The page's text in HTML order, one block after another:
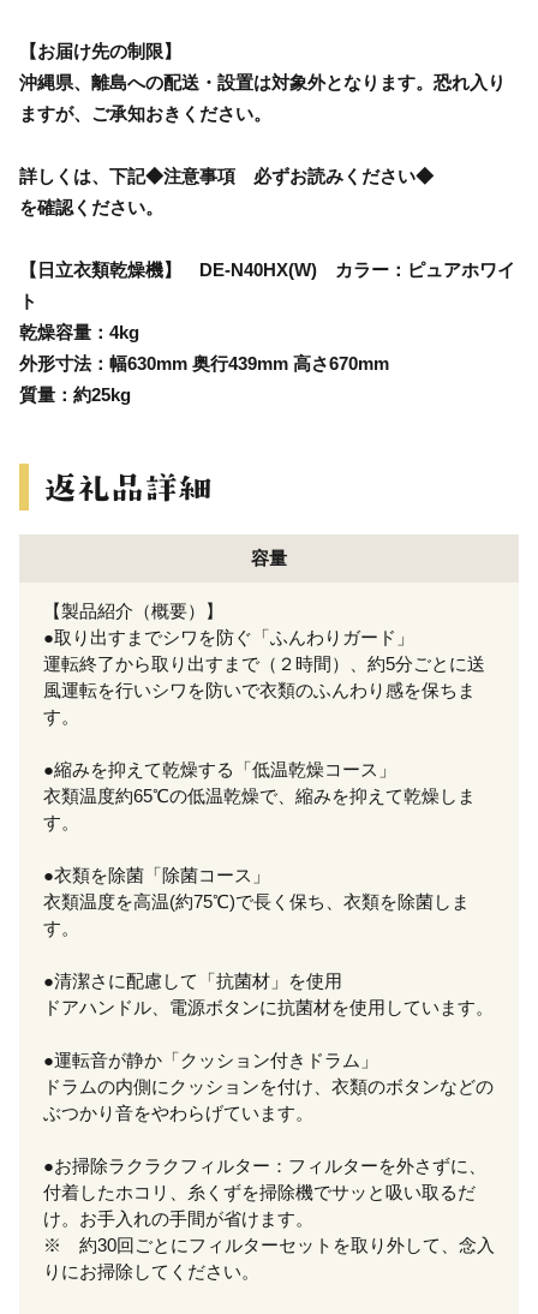
【お届け先の制限】
沖縄県、離島への配送・設置は対象外となります。恐れ入り
ますが、ご承知おきください。
詳しくは、下記◆注意事項 必ずお読みください◆
を確認ください。
【日立衣類乾燥機】 DE-N40HX(W) カラー：ピュアホワイ
ト
乾燥容量：4kg
外形寸法：幅630mm 奥行439mm 高さ670mm
質量：約25kg
容量
【製品紹介（概要）】
●取り出すまでシワを防ぐ「ふんわりガード」
運転終了から取り出すまで（２時間）、約5分ごとに送
風運転を行いシワを防いで衣類のふんわり感を保ちま
す。
●縮みを抑えて乾燥する「低温乾燥コース」
衣類温度約65℃の低温乾燥で、縮みを抑えて乾燥しま
す。
●衣類を除菌「除菌コース」
衣類温度を高温(約75℃)で長く保ち、衣類を除菌しま
す。
●清潔さに配慮して「抗菌材」を使用
ドアハンドル、電源ボタンに抗菌材を使用しています。
●運転音が静か「クッション付きドラム」
ドラムの内側にクッションを付け、衣類のボタンなどの
ぶつかり音をやわらげています。
●お掃除ラクラクフィルター：フィルターを外さずに、
付着したホコリ、糸くずを掃除機でサッと吸い取るだ
け。お手入れの手間が省けます。
※ 約30回ごとにフィルターセットを取り外して、念入
りにお掃除してください。